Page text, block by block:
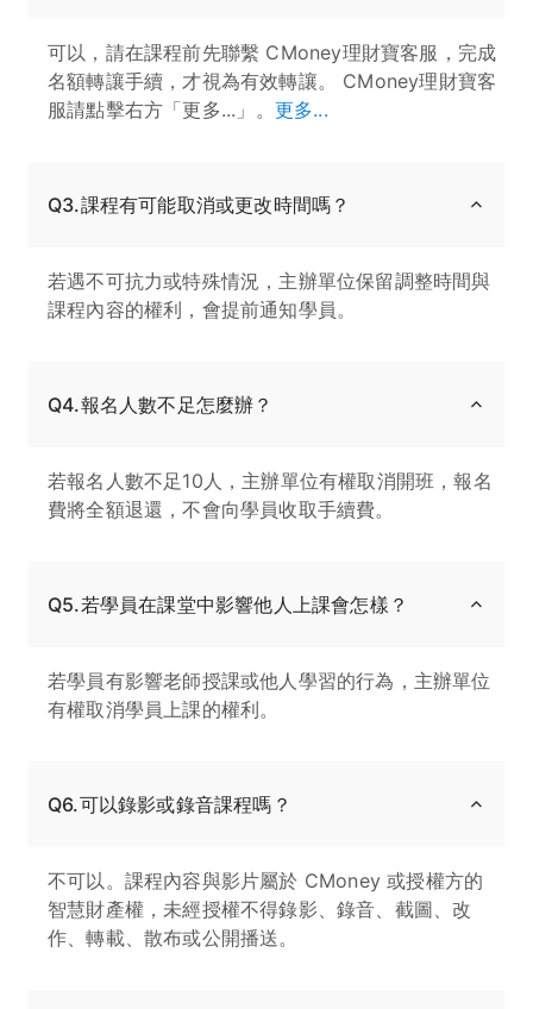
可以，請在課程前先聯繫 CMoney理財寶客服，完成
名額轉讓手續，才視為有效轉讓。 CMoney理財寶客
服請點擊右方「更多...」。 更多...
Q3.課程有可能取消或更改時間嗎？
若遇不可抗力或特殊情況，主辦單位保留調整時間與
課程內容的權利，會提前通知學員。
Q4.報名人數不足怎麼辦？
若報名人數不足10人，主辦單位有權取消開班，報名
費將全額退還，不會向學員收取手續費。
Q5.若學員在課堂中影響他人上課會怎樣？
若學員有影響老師授課或他人學習的行為，主辦單位
有權取消學員上課的權利。
Q6.可以錄影或錄音課程嗎？
不可以。課程內容與影片屬於 CMoney 或授權方的
智慧財產權，未經授權不得錄影、錄音、截圖、改
作、轉載、散布或公開播送。